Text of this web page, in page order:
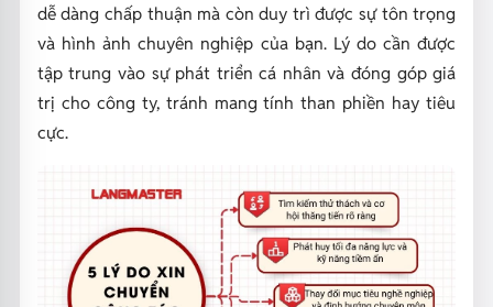
dễ dàng chấp thuận mà còn duy trì được sự tôn trọng
và hình ảnh chuyên nghiệp của bạn. Lý do cần được
tập trung vào sự phát triển cá nhân và đóng góp giá
trị cho công ty, tránh mang tính than phiền hay tiêu
cực.